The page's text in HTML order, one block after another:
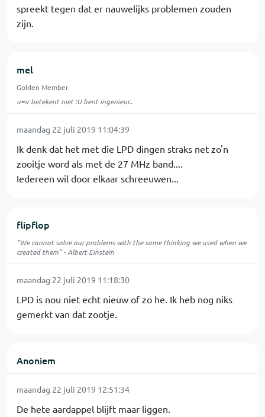
spreekt tegen dat er nauwelijks problemen zouden
zijn.
mel
Golden Member
u=ir betekent niet :U bent ingenieur..
maandag 22 juli 2019 11:04:39
Ik denk dat het met die LPD dingen straks net zo'n
zooitje word als met de 27 MHz band....
Iedereen wil door elkaar schreeuwen...
flipflop
"We cannot solve our problems with the same thinking we used when we
created them" - Albert Einstein
maandag 22 juli 2019 11:18:30
LPD is nou niet echt nieuw of zo he. Ik heb nog niks
gemerkt van dat zootje.
Anoniem
maandag 22 juli 2019 12:51:34
De hete aardappel blijft maar liggen.